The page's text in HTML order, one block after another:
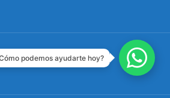
podemos ayudarte hoy?